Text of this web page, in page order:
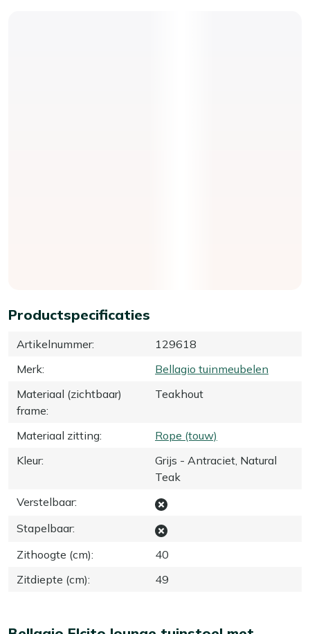
Productspecificaties
Artikelnummer:
129618
Merk:
Bellagio tuinmeubelen
Materiaal (zichtbaar)
frame:
Teakhout
Materiaal zitting:
Rope (touw)
Kleur:
Grijs - Antraciet, Natural
Teak
Verstelbaar:
Stapelbaar:
Zithoogte (cm):
40
Zitdiepte (cm): 49